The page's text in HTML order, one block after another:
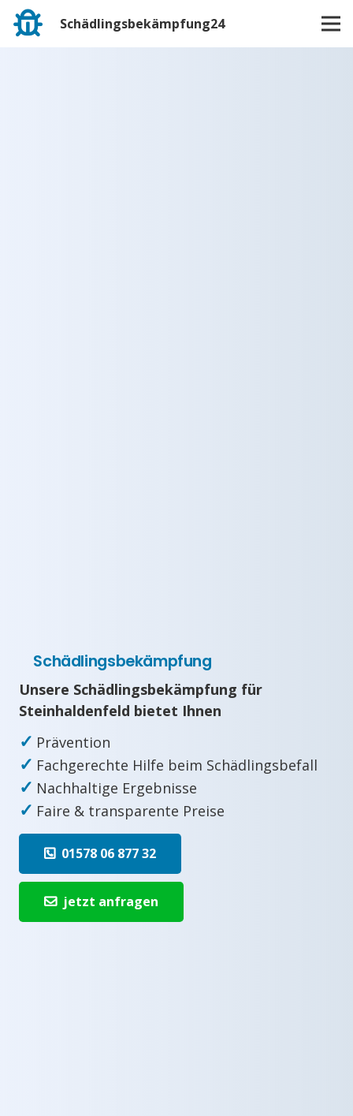
Schädlingsbekämpfung24
Schädlingsbekämpfung
Unsere Schädlingsbekämpfung für
Steinhaldenfeld bietet Ihnen
✓ Prävention
✓ Fachgerechte Hilfe beim Schädlingsbefall
✓ Nachhaltige Ergebnisse
✓ Faire & transparente Preise
01578 06 877 32
jetzt anfragen